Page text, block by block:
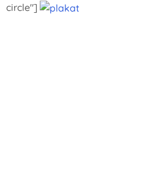
circle"]